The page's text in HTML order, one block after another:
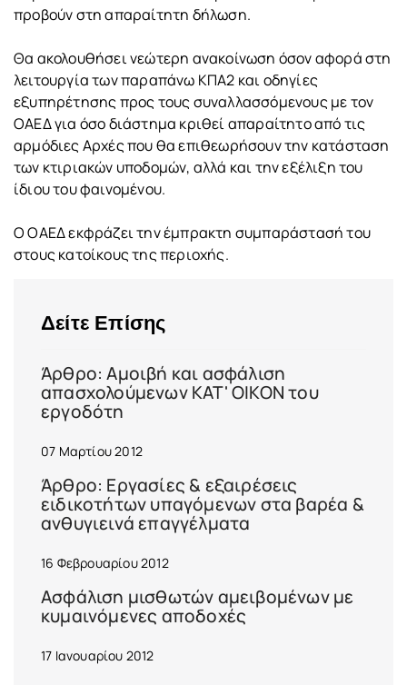
προβούν στη απαραίτητη δήλωση.
Θα ακολουθήσει νεώτερη ανακοίνωση όσον αφορά στη
λειτουργία των παραπάνω ΚΠΑ2 και οδηγίες
εξυπηρέτησης προς τους συναλλασσόμενους με τον
ΟΑΕΔ για όσο διάστημα κριθεί απαραίτητο από τις
αρμόδιες Αρχές που θα επιθεωρήσουν την κατάσταση
των κτιριακών υποδομών, αλλά και την εξέλιξη του
ίδιου του φαινομένου.
Ο ΟΑΕΔ εκφράζει την έμπρακτη συμπαράστασή του
στους κατοίκους της περιοχής.
Δείτε Επίσης
Άρθρο: Αμοιβή και ασφάλιση
απασχολούμενων ΚΑΤ' ΟΙΚΟΝ του
εργοδότη
07 Μαρτίου 2012
Άρθρο: Εργασίες & εξαιρέσεις
ειδικοτήτων υπαγόμενων στα βαρέα &
ανθυγιεινά επαγγέλματα
16 Φεβρουαρίου 2012
Ασφάλιση μισθωτών αμειβομένων με
κυμαινόμενες αποδοχές
17 Ιανουαρίου 2012